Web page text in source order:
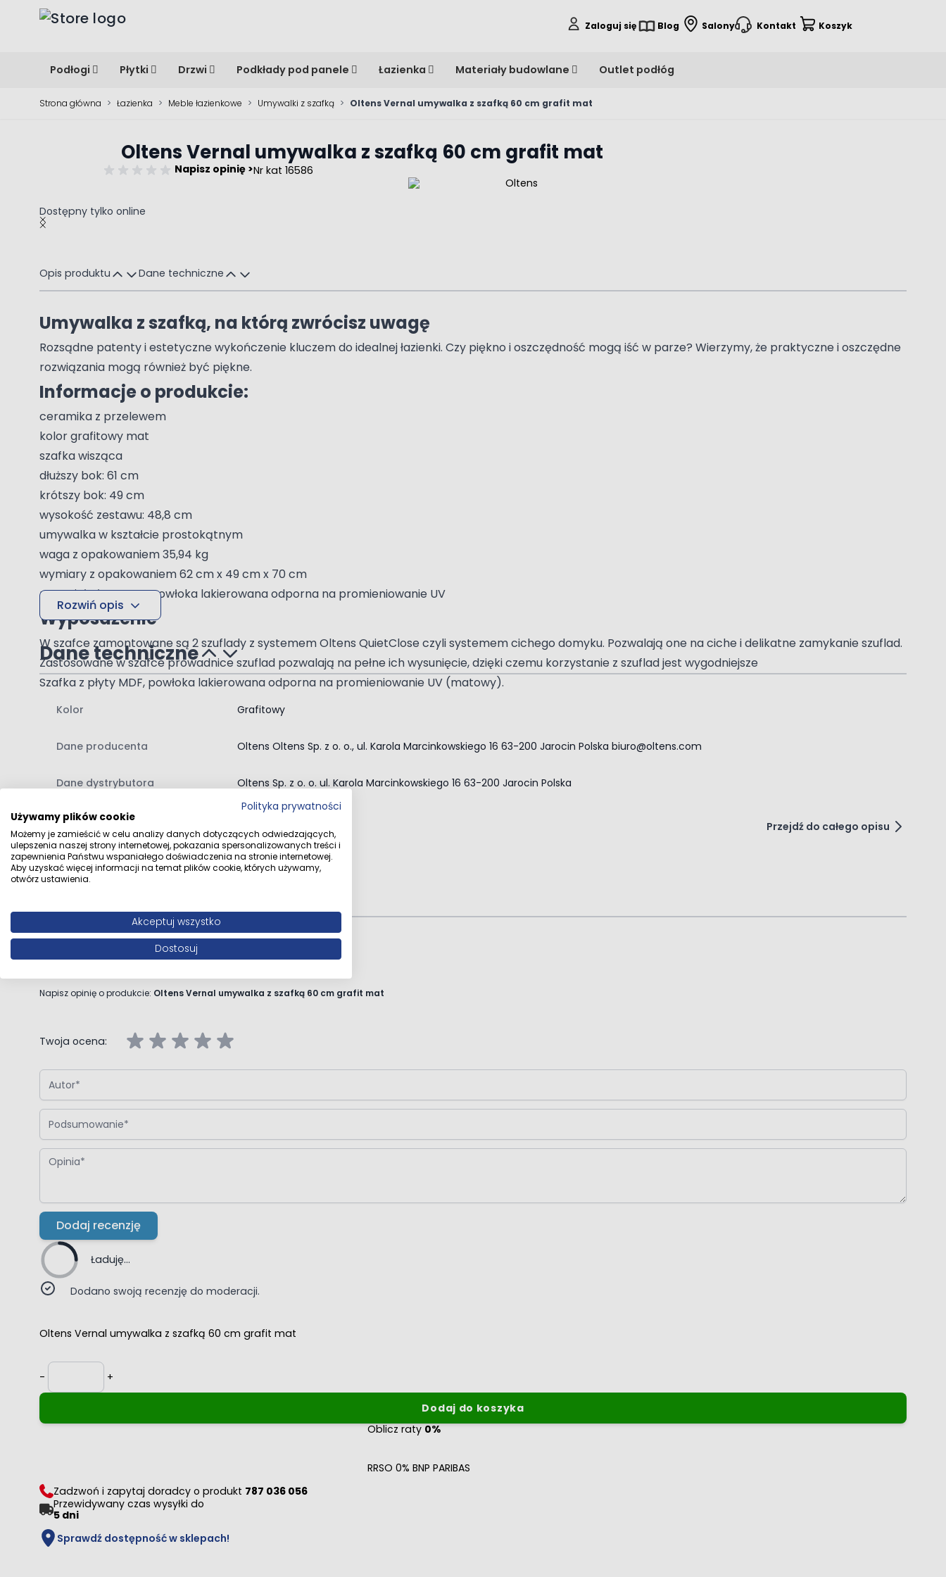
Przejdź do treści
Zaloguj się Blog Salony Kontakt Koszyk
Podłogi Płytki Drzwi Podkłady pod panele Łazienka Materiały budowlane Outlet podłóg
Strona główna > Łazienka > Meble łazienkowe > Umywalki z szafką > Oltens Vernal umywalka z szafką 60 cm grafit mat
Oltens Vernal umywalka z szafką 60 cm grafit mat
Napisz opinię >Nr kat 16586
Dostępny tylko online
Main image
Click to view image in fullscreen
Opis produktu Dane techniczne
Umywalka z szafką, na którą zwrócisz uwagę
Rozsądne patenty i estetyczne wykończenie kluczem do idealnej łazienki. Czy piękno i oszczędność mogą iść w parze? Wierzymy, że praktyczne i oszczędne
rozwiązania mogą również być piękne.
Informacje o produkcie:
ceramika z przelewem
kolor grafitowy mat
szafka wisząca
dłuższy bok: 61 cm
krótszy bok: 49 cm
wysokość zestawu: 48,8 cm
umywalka w kształcie prostokątnym
waga z opakowaniem 35,94 kg
wymiary z opakowaniem 62 cm x 49 cm x 70 cm
materiał płyta MDF, powłoka lakierowana odporna na promieniowanie UV
Wyposażenie
W szafce zamontowane są 2 szuflady z systemem Oltens QuietClose czyli systemem cichego domyku. Pozwalają one na ciche i delikatne zamykanie szuflad.
Zastosowane w szafce prowadnice szuflad pozwalają na pełne ich wysunięcie, dzięki czemu korzystanie z szuflad jest wygodniejsze
Szafka z płyty MDF, powłoka lakierowana odporna na promieniowanie UV (matowy).
Wymiary
- głębokość umywalki 46 cm
- otwór na baterię Ø35 mm
- szerokość szafki 59,6 cm
- głębokość szafki 45,65 cm
- wysokość szafki 47 cm
kolor szafki odpowiada kolorowi RAL7043
umywalka z szafką
Rozwiń opis
Dane techniczne
Kolor Grafitowy
Dane producenta Oltens Oltens Sp. z o. o., ul. Karola Marcinkowskiego 16 63-200 Jarocin Polska biuro@oltens.com
Dane dystrybutora Oltens Sp. z o. o. ul. Karola Marcinkowskiego 16 63-200 Jarocin Polska
Przejdź do całego opisu
Napisz opinię o produkcie: Oltens Vernal umywalka z szafką 60 cm grafit mat
Twoja ocena:
Autor
Podsumowanie
Opinia
Dodaj recenzję
Ładuję...
Dodano swoją recenzję do moderacji.
Oltens Vernal umywalka z szafką 60 cm grafit mat
-
Ilość
+
Dodaj do koszyka
Oblicz raty0%
RRSO 0% BNP PARIBAS
Zadzwoń i zapytaj doradcy o produkt 787 036 056
Przewidywany czas wysyłki do
5 dni
Sprawdź dostępność w sklepach!
Polityka prywatności
Używamy plików cookie
Możemy je zamieścić w celu analizy danych dotyczących odwiedzających,
ulepszenia naszej strony internetowej, pokazania spersonalizowanych treści i
zapewnienia Państwu wspaniałego doświadczenia na stronie internetowej.
Aby uzyskać więcej informacji na temat plików cookie, których używamy,
otwórz ustawienia.
Akceptuj wszystko
Dostosuj